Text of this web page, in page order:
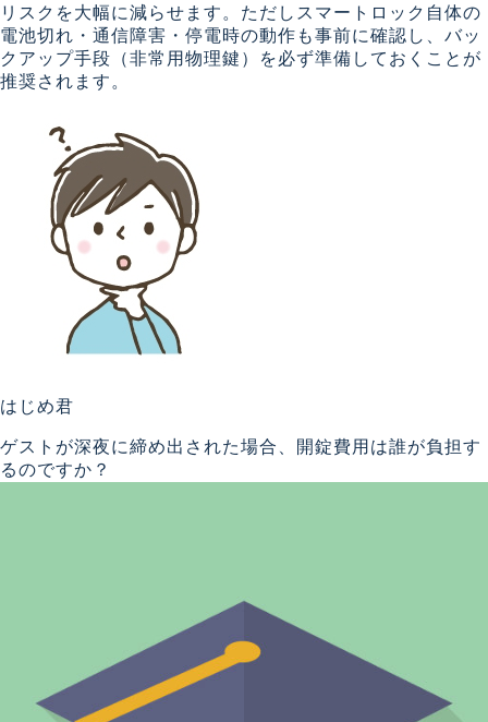
リスクを大幅に減らせます。ただしスマートロック自体の
電池切れ・通信障害・停電時の動作も事前に確認し、バッ
クアップ手段（非常用物理鍵）を必ず準備しておくことが
推奨されます。
はじめ君
ゲストが深夜に締め出された場合、開錠費用は誰が負担す
るのですか？